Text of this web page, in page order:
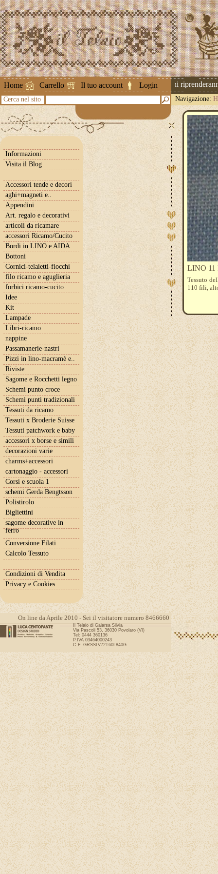
Home Carrello Il tuo account Login
Attenzione ! Le spedizioni riprenderanno
Cerca nel sito Navigazione:
Informazioni
Visita il Blog
Accessori tende e decori
aghi+magneti e..
Appendini
Art. regalo e decorativi
articoli da ricamare
accessori Ricamo/Cucito
Bordi in LINO e AIDA
Bottoni
Cornici-telaietti-fiocchi
filo ricamo e aguglieria
forbici ricamo-cucito
Idee
Kit
Lampade
Libri-ricamo
nappine
Passamanerie-nastri
Pizzi in lino-macramè e..
Riviste
Sagome e Rocchetti legno
Schemi punto croce
Schemi punti tradizionali
Tessuti da ricamo
Tessuti x Broderie Suisse
Tessuti patchwork e baby
accessori x borse e simili
decorazioni varie
charms+accessori
cartonaggio - accessori
Corsi e scuola 1
schemi Gerda Bengtsson
Polistirolo
Bigliettini
sagome decorative in
ferro
Conversione Filati
Calcolo Tessuto
Condizioni di Vendita
Privacy e Cookies
LINO
Tessuto
110 fili,
On line da Aprile 2010 - Sei il visitatore numero 8466660
Il Telaio di Gaiarsa Silvia
Via Pascoli 53, 36030 Povolaro (VI)
Tel: 0444 360136
P.IVA 03464000243
C.F. GRSSLV72T60L840G